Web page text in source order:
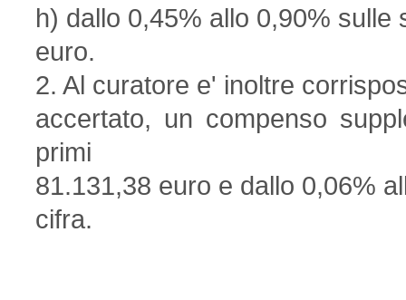
h) dallo 0,45% allo 0,90%
euro.
2. Al curatore e' inoltre
accertato, un compenso
primi
81.131,38 euro e dallo 0,06%
cifra.